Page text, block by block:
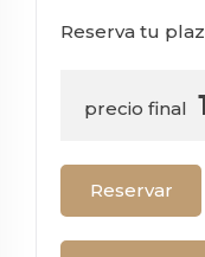
Reserva tu
precio final
Reservar